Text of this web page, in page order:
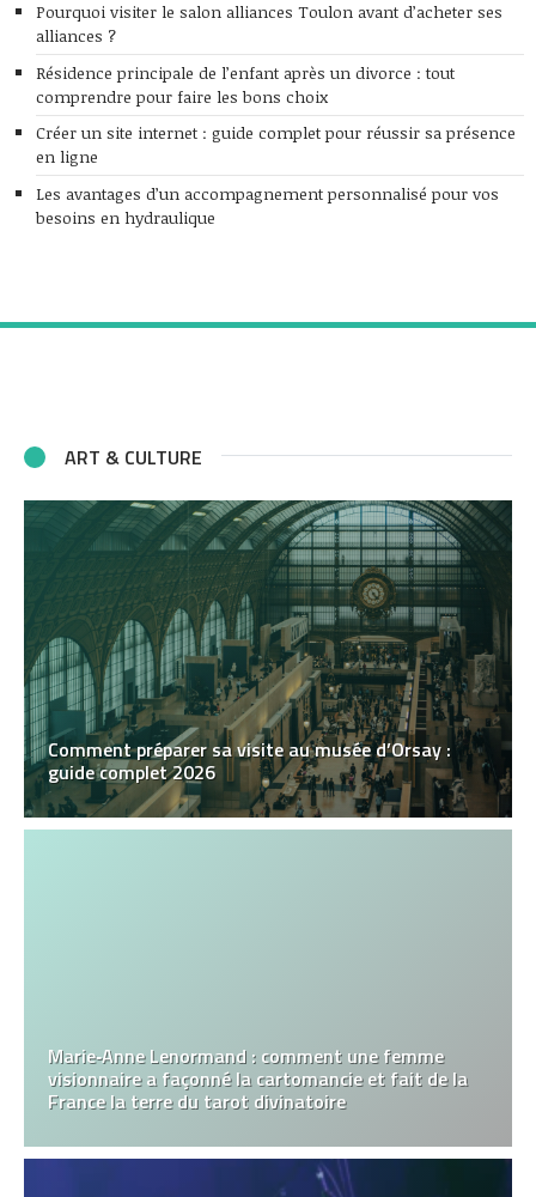
Pourquoi visiter le salon alliances Toulon avant d’acheter ses
alliances ?
Résidence principale de l’enfant après un divorce : tout
comprendre pour faire les bons choix
Créer un site internet : guide complet pour réussir sa présence
en ligne
Les avantages d’un accompagnement personnalisé pour vos
besoins en hydraulique
ART & CULTURE
Comment préparer sa visite au musée d’Orsay :
guide complet 2026
Marie‑Anne Lenormand : comment une femme
visionnaire a façonné la cartomancie et fait de la
France la terre du tarot divinatoire